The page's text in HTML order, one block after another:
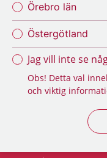
Örebro län
Östergötland
Jag vill inte se
Obs! Detta val
och viktig